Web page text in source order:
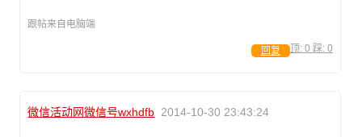
跟帖来自电脑端
顶: 0 踩: 0
回复
微信活动网微信号wxhdfb 2014-10-30 23:43:24